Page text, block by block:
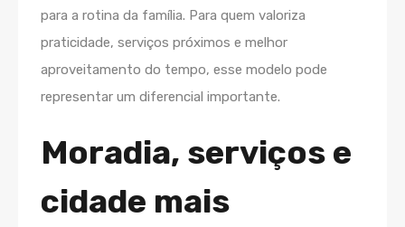
para a rotina da família. Para quem valoriza
praticidade, serviços próximos e melhor
aproveitamento do tempo, esse modelo pode
representar um diferencial importante.
Moradia, serviços e
cidade mais